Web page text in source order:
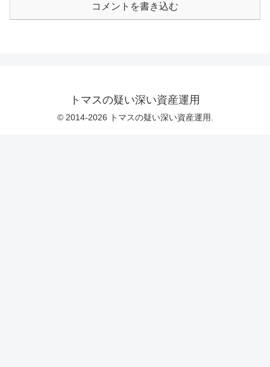
コメントを書き込む
トマスの疑い深い資産運用
© 2014-2026 トマスの疑い深い資産運用.